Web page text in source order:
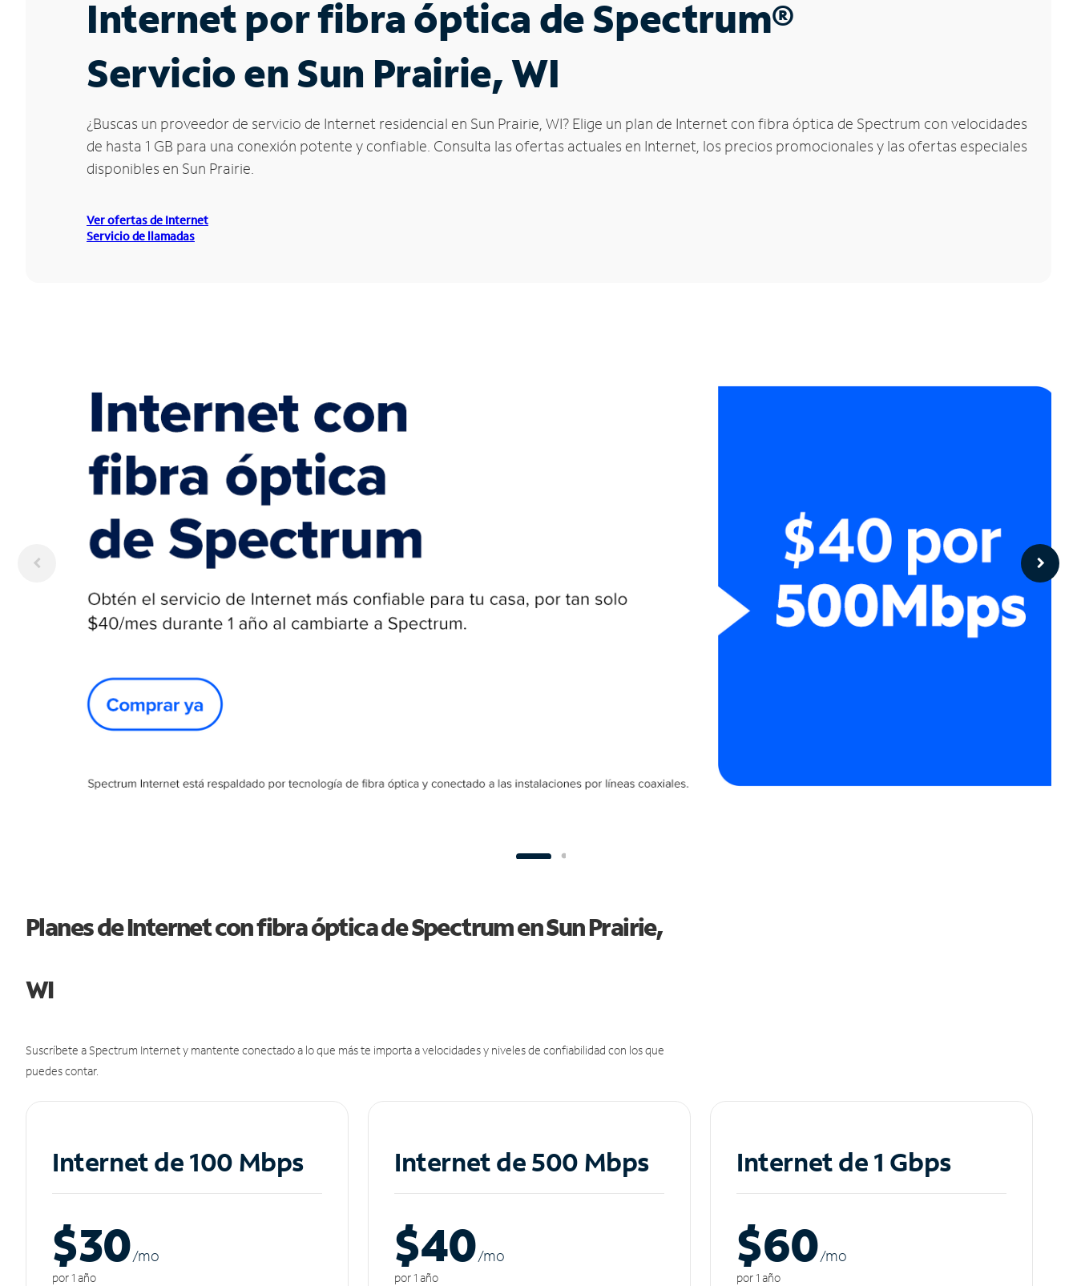
Internet por fibra óptica de Spectrum®
Servicio en Sun Prairie, WI
¿Buscas un proveedor de servicio de Internet residencial en Sun Prairie, WI? Elige un plan de Internet con fibra óptica de Spectrum con velocidades
de hasta 1 GB para una conexión potente y confiable. Consulta las ofertas actuales en Internet, los precios promocionales y las ofertas especiales
disponibles en Sun Prairie.
Ver ofertas de Internet
Servicio de llamadas
Planes de Internet con fibra óptica de Spectrum en Sun Prairie,
WI
Suscríbete a Spectrum Internet y mantente conectado a lo que más te importa a velocidades y niveles de confiabilidad con los que
puedes contar.
Internet de 100 Mbps
$30/mo
por 1 año
Internet de 500 Mbps
$40/mo
por 1 año
Internet de 1 Gbps
$60/mo
por 1 año